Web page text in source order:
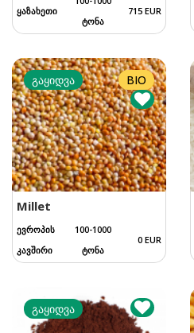
ყაზახეთი
ტონა
715 EUR
გაყიდვა BIO
Millet
ევროპის
კავშირი
100-1000
ტონა
0 EUR
გაყიდვა